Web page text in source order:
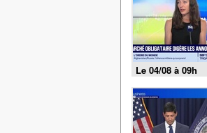
Le 04/08 à 09h